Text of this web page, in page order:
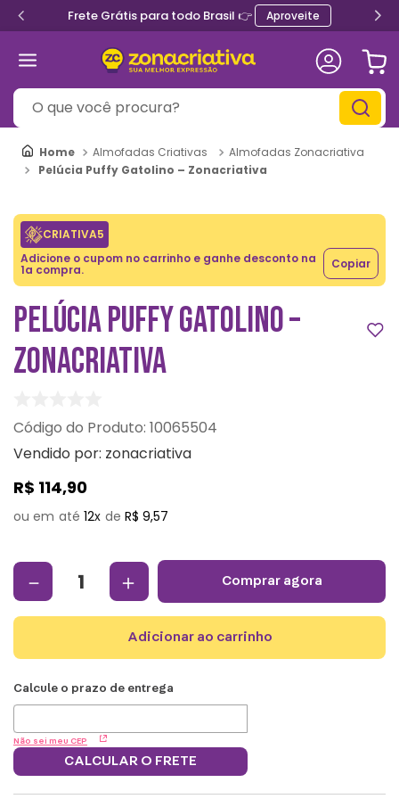
Frete Grátis para todo Brasil 👉 Aproveite
O que você procura?
Almofadas Criativas
Almofadas Zonacriativa
Pelúcia Puffy Gatolino – Zonacriativa
CRIATIVA5
Adicione o cupom no carrinho e ganhe desconto na
1a compra. Copiar
PELÚCIA PUFFY GATOLINO –
ZONACRIATIVA
: 10065504
Vendido por: zonacriativa
R$ 114,90
12 R$ 9,57
＋
－ comprar agora
adicionar ao carrinho
Não sei meu CEP
CALCULAR O FRETE